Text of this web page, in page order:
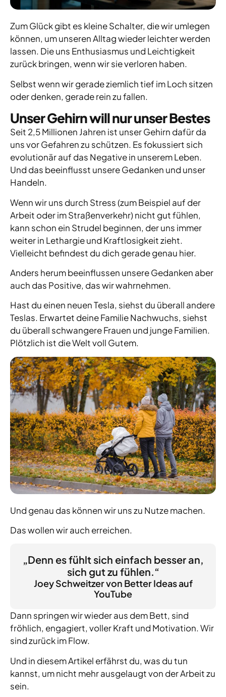
Zum Glück gibt es kleine Schalter, die wir umlegen
können, um unseren Alltag wieder leichter werden
lassen. Die uns Enthusiasmus und Leichtigkeit
zurück bringen, wenn wir sie verloren haben.
Selbst wenn wir gerade ziemlich tief im Loch sitzen
oder denken, gerade rein zu fallen.
Unser Gehirn will nur unser Bestes
Seit 2,5 Millionen Jahren ist unser Gehirn dafür da
uns vor Gefahren zu schützen. Es fokussiert sich
evolutionär auf das Negative in unserem Leben.
Und das beeinflusst unsere Gedanken und unser
Handeln.
Wenn wir uns durch Stress (zum Beispiel auf der
Arbeit oder im Straßenverkehr) nicht gut fühlen,
kann schon ein Strudel beginnen, der uns immer
weiter in Lethargie und Kraftlosigkeit zieht.
Vielleicht befindest du dich gerade genau hier.
Anders herum beeinflussen unsere Gedanken aber
auch das Positive, das wir wahrnehmen.
Hast du einen neuen Tesla, siehst du überall andere
Teslas. Erwartet deine Familie Nachwuchs, siehst
du überall schwangere Frauen und junge Familien.
Plötzlich ist die Welt voll Gutem.
Und genau das können wir uns zu Nutze machen.
Das wollen wir auch erreichen.
„Denn es fühlt sich einfach besser an,
sich gut zu fühlen.“
Joey Schweitzer von Better Ideas auf
YouTube
Dann springen wir wieder aus dem Bett, sind
fröhlich, engagiert, voller Kraft und Motivation. Wir
sind zurück im Flow.
Und in diesem Artikel erfährst du, was du tun
kannst, um nicht mehr ausgelaugt von der Arbeit zu
sein.